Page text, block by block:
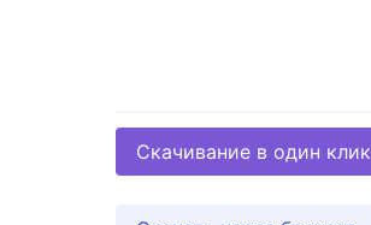
Скачивание в один клик